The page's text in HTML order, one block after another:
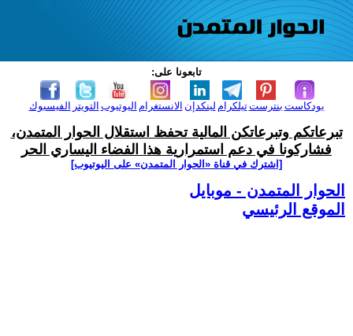
تابعونا على:
الفيسبوك التويتر اليوتيوب الانستغرام لينكدإن تيلكرامبنترست بودكاست
تبرعاتكم وتبرعاتكن المالية تحفظ استقلال الحوار المتمدن،
فشاركونا في دعم استمرارية هذا الفضاء اليساري الحر
[اشترك في قناة ‫«الحوار المتمدن» على اليوتيوب]
الحوار المتمدن - موبايل
الموقع الرئيسي